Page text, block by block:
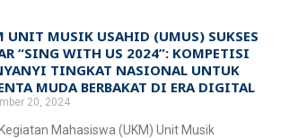
UNIT MUSIK USAHID (UMUS) SUKSES
“SING WITH US 2024”: KOMPETISI
TINGKAT NASIONAL UNTUK
MUDA BERBAKAT DI ERA DIGITAL
20, 2024
Mahasiswa (UKM) Unit Musik